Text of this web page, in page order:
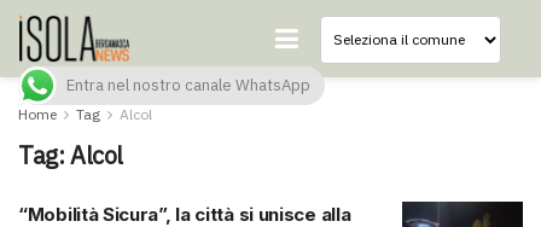
Home Tag Alcol
Tag:Alcol
“Mobilità Sicura”, la città si unisce alla
Entra nel nostro canale WhatsApp